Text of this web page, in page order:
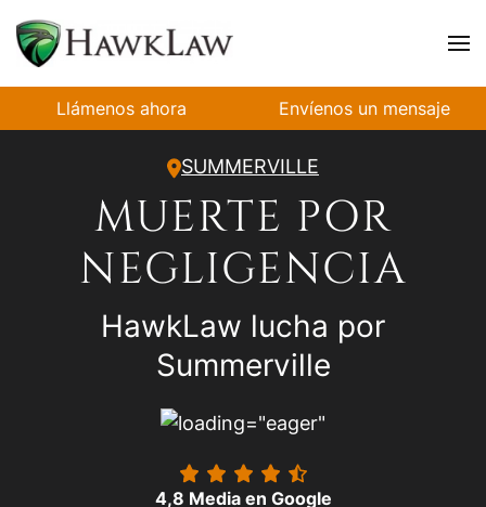
Ir al contenido principal
Llámenos ahora Envíenos un mensaje
SUMMERVILLE
MUERTE POR
NEGLIGENCIA
HawkLaw lucha por
Summerville
4,8 Media en Google